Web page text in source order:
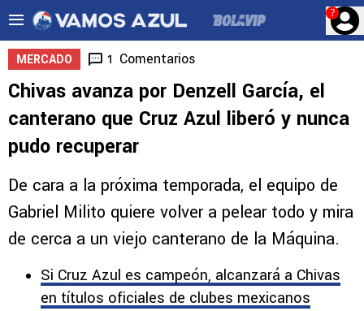
?
MERCADO 1 Comentarios
Chivas avanza por Denzell García, el
canterano que Cruz Azul liberó y nunca
pudo recuperar
De cara a la próxima temporada, el equipo de
Gabriel Milito quiere volver a pelear todo y mira
de cerca a un viejo canterano de la Máquina.
Si Cruz Azul es campeón, alcanzará a Chivas
en títulos oficiales de clubes mexicanos